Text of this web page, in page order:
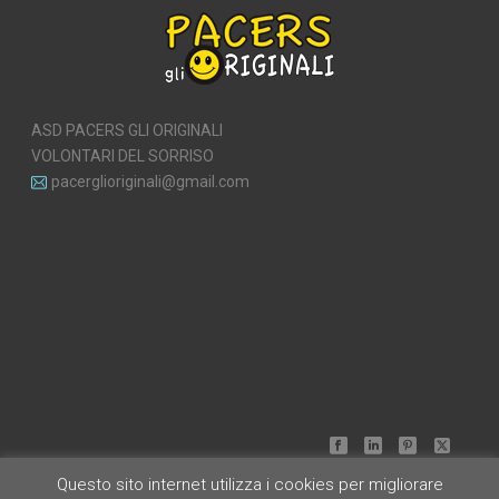
ASD PACERS GLI ORIGINALI
VOLONTARI DEL SORRISO
pacerglioriginali@gmail.com
Questo sito internet utilizza i cookies per migliorare